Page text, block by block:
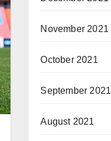
November 2021
October 2021
September 2021
August 2021